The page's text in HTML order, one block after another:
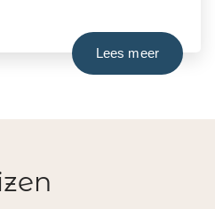
Lees meer